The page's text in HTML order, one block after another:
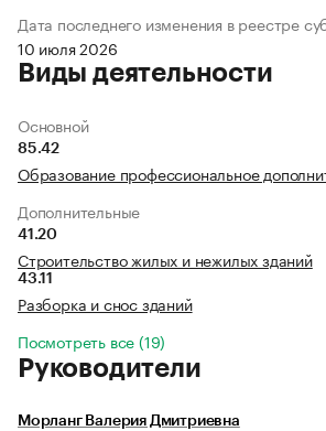
Дата последнего изменения в реестре
10 июля 2026
Виды деятельности
Основной
85.42
Образование профессиональное
Дополнительные
41.20
Строительство жилых и нежилых зданий
43.11
Разборка и снос зданий
Посмотреть все (19)
Руководители
Морланг Валерия Дмитриевна